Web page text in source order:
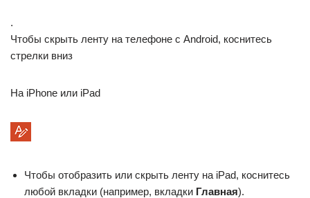
.
Чтобы скрыть ленту на телефоне с Android, коснитесь
стрелки вниз
На iPhone или iPad
Чтобы отобразить или скрыть ленту на iPad, коснитесь
любой вкладки (например, вкладки Главная).